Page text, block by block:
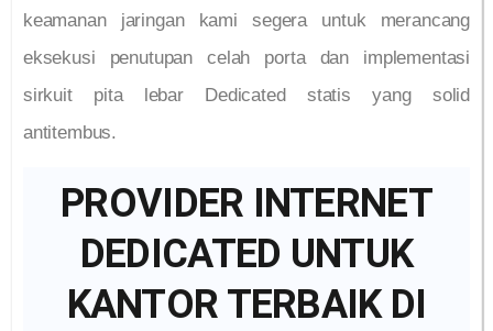
keamanan jaringan kami segera untuk merancang
eksekusi penutupan celah porta dan implementasi
sirkuit pita lebar Dedicated statis yang solid
antitembus.
PROVIDER INTERNET
DEDICATED UNTUK
KANTOR TERBAIK DI